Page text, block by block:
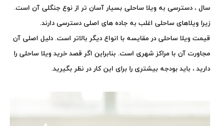
سال ، دسترسی به ویلا ساحلی بسیار آسان تر از نوع جنگلی آن است.
زیرا ویلاهای ساحلی اغلب به جاده های اصلی دسترسی دارند.
قیمت ویلا ساحلی در مقایسه با انواع دیگر بالاتر است. دلیل اصلی آن
مجاورت آن با مراکز شهری است. بنابراین اگر قصد خرید ویلا ساحلی را
دارید ، باید بودجه بیشتری را برای این کار در نظر بگیرید.